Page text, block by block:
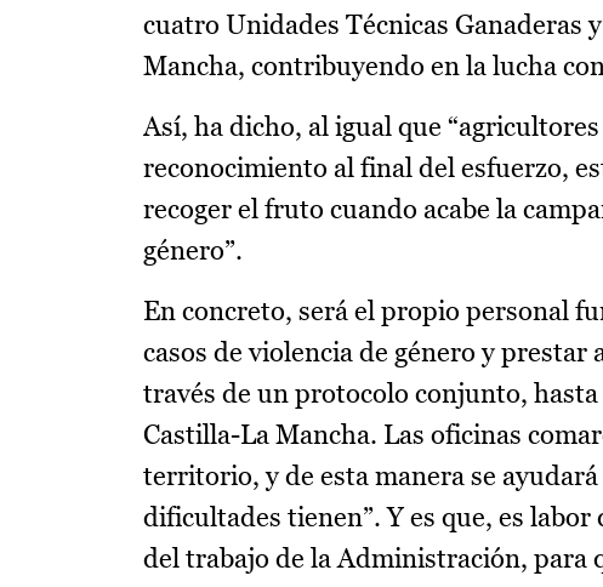
cuatro Unidades Técnicas Ganaderas
Mancha, contribuyendo en la lucha
Así, ha dicho, al igual que
reconocimiento al final del esfuerzo,
recoger el fruto cuando acabe la
género”.
En concreto, será el propio personal
casos de violencia de género y
través de un protocolo conjunto,
Castilla-La Mancha. Las oficinas
territorio, y de esta manera se
dificultades tienen”. Y es que, es
del trabajo de la Administración, para